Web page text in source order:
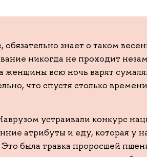
знает о таком
никогда не проходит
женщины всю ночь варят
что спустя столько
устраивали конкурс
атрибуты и еду, которая у
была травка проросшей